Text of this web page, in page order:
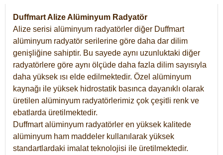
Duffmart Alize Alüminyum Radyatör
Alize serisi alüminyum radyatörler diğer Duffmart
alüminyum radyatör serilerine göre daha dar dilim
genişliğine sahiptir. Bu sayede aynı uzunluktaki diğer
radyatörlere göre aynı ölçüde daha fazla dilim sayısıyla
daha yüksek ısı elde edilmektedir. Özel alüminyum
kaynağı ile yüksek hidrostatik basınca dayanıklı olarak
üretilen alüminyum radyatörlerimiz çok çeşitli renk ve
ebatlarda üretilmektedir.
Duffmart alüminyum radyatörler en yüksek kalitede
alüminyum ham maddeler kullanılarak yüksek
standartlardaki imalat teknolojisi ile üretilmektedir.